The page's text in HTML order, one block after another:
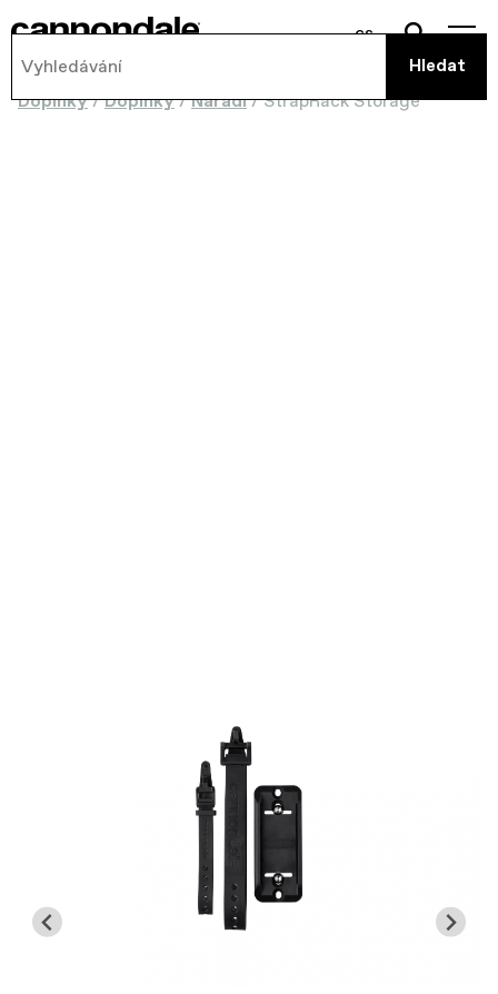
cs
Doplňky/Doplňky/Nářadí/StrapRack Storage